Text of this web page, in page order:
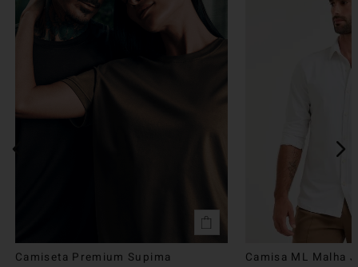
Camiseta Premium Supima
Camisa ML Malha